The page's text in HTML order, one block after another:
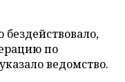
по
ведомство.